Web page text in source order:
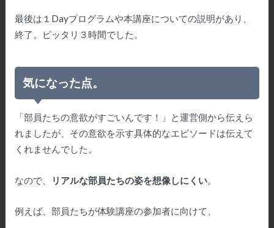
最後は１Dayプログラムや本講座についての説明があり、
終了。ピッタリ３時間でした。
気になった点。
「部員たちの意欲がすごいんです！」と運営側から伝えら
れましたが、その意欲を示す具体的なエピソードは伝えて
くれませんでした。
なので、 リアルな部員たちの姿を想像しにくい。
例えば、部員たちが体験講座の参加者に向けて、